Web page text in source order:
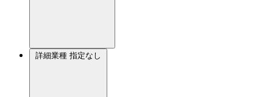
詳細業種 指定なし